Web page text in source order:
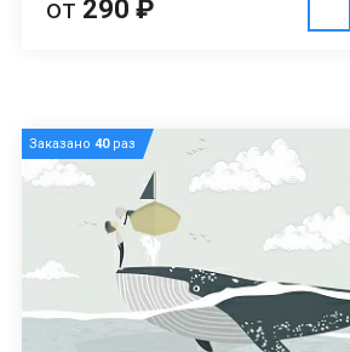
от 290 ₽
Заказано 40раз